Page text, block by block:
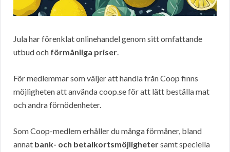
Jula har förenklat onlinehandel genom sitt omfattande
utbud och förmånliga priser.
För medlemmar som väljer att handla från Coop finns
möjligheten att använda coop.se för att lätt beställa mat
och andra förnödenheter.
Som Coop-medlem erhåller du många förmåner, bland
annat bank- och betalkortsmöjlighetersamt speciella